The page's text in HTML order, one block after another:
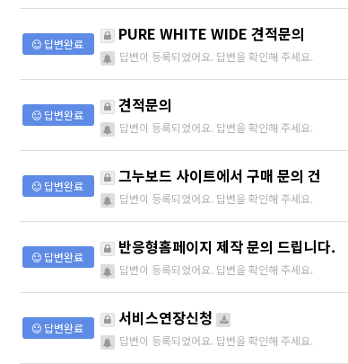
답변완료 PURE WHITE WIDE 견적문의
답변이 등록되었어요. 답변을 확인해 주세요.
답변완료 견적문의
답변이 등록되었어요. 답변을 확인해 주세요.
답변완료 그누보드 사이트에서 구매 문의 건
답변이 등록되었어요. 답변을 확인해 주세요.
답변완료 반응형홈페이지 제작 문의 드립니다.
답변이 등록되었어요. 답변을 확인해 주세요.
답변완료 서비스연장신청
답변이 등록되었어요. 답변을 확인해 주세요.